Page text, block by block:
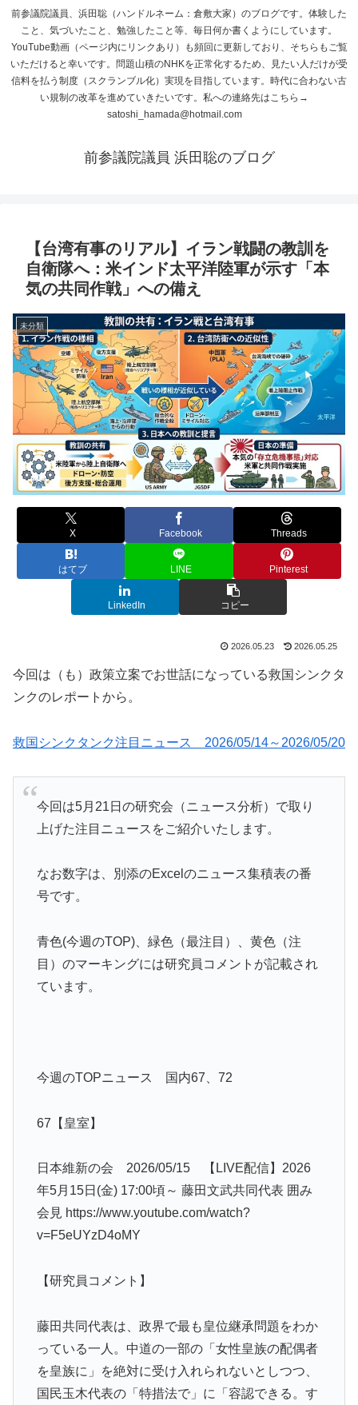
前参議院議員、浜田聡（ハンドルネーム：倉敷大家）のブログです。体験した
こと、気づいたこと、勉強したこと等、毎日何か書くようにしています。
YouTube動画（ページ内にリンクあり）も頻回に更新しており、そちらもご覧
いただけると幸いです。問題山積のNHKを正常化するため、見たい人だけが受
信料を払う制度（スクランブル化）実現を目指しています。時代に合わない古
い規制の改革を進めていきたいです。私への連絡先はこちら→
satoshi_hamada@hotmail.com
前参議院議員 浜田聡のブログ
【台湾有事のリアル】イラン戦闘の教訓を
自衛隊へ：米インド太平洋陸軍が示す「本
気の共同作戦」への備え
未分類
X Facebook Threads
はてブ LINE Pinterest
LinkedIn コピー
2026.05.23 2026.05.25
今回は（も）政策立案でお世話になっている救国シンクタ
ンクのレポートから。
救国シンクタンク注目ニュース 2026/05/14～2026/05/20
今回は5月21日の研究会（ニュース分析）で取り
上げた注目ニュースをご紹介いたします。
なお数字は、別添のExcelのニュース集積表の番
号です。
青色(今週のTOP)、緑色（最注目）、黄色（注
目）のマーキングには研究員コメントが記載され
ています。
今週のTOPニュース 国内67、72
67【皇室】
日本維新の会 2026/05/15 【LIVE配信】2026
年5月15日(金) 17:00頃～ 藤田文武共同代表 囲み
会見 https://www.youtube.com/watch?
v=F5eUYzD4oMY
【研究員コメント】
藤田共同代表は、政界で最も皇位継承問題をわか
っている一人。中道の一部の「女性皇族の配偶者
を皇族に」を絶対に受け入れられないとしつつ、
国民玉木代表の「特措法で」に「容認できる。す